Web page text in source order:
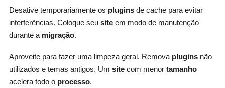
Desative temporariamente os pluginsde cache para evitar
interferências. Coloque seu siteem modo de manutenção
durante a migração.
Aproveite para fazer uma limpeza geral. Remova pluginsnão
utilizados e temas antigos. Um sitecom menor tamanho
acelera todo o processo.